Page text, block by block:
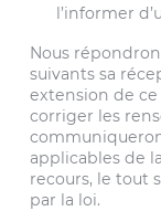
l’informer
Nous
suivants sa
extension de ce
corriger les
applicables de
recours, le tout
par la loi.